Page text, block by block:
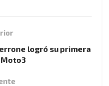
logró su primera